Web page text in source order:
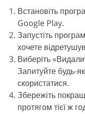
Встановіть
Google Play.
Запустіть
хочете
Виберіть
Запитуйте будь-
скористатися.
Збережіть
протягом тієї ж